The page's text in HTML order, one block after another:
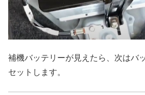
補機バッテリーが見えたら、次はバ
セットします。